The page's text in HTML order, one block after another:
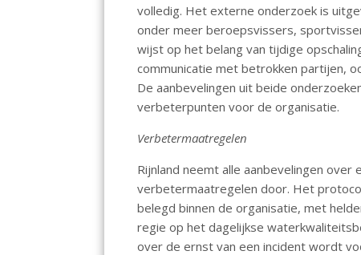
volledig. Het externe onderzoek is
onder meer beroepsvissers,
wijst op het belang van tijdige
communicatie met betrokken partijen,
De aanbevelingen uit beide
verbeterpunten voor de organisatie.
Verbetermaatregelen
Rijnland neemt alle aanbevelingen
verbetermaatregelen door. Het
belegd binnen de organisatie, met
regie op het dagelijkse
over de ernst van een incident wordt